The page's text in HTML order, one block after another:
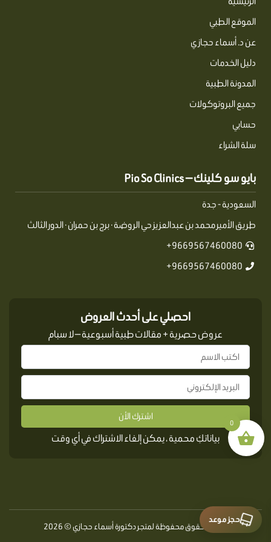
الموقع الطبي
عن د. أسماء حجازي
دليل الخدمات
المدونة الطبية
جميع البروتوكولات
حسابي
سلة الشراء
بايو سو كلينك — Pio So Clinics
السعودية - جدة
طريق الأمير محمد بن عبدالعزيز حي الروضة · برج بن حمران · الدور الثالث
9669567460080+
9669567460080+
احصلي على أحدث العروض
عروض حصرية + مقالات طبية أسبوعية — لا سبام
اشترك الأن
بياناتكِ محمية ، يمكن إلغاء الاشتراك في أي وقت
جميع الحقوق محفوظة لمتجر دكتورة أسماء حجازي © 2026
0
حجز موعد